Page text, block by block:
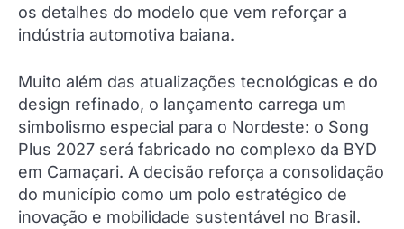
os detalhes do modelo que vem reforçar a
indústria automotiva baiana.​
​Muito além das atualizações tecnológicas e do
design refinado, o lançamento carrega um
simbolismo especial para o Nordeste: o Song
Plus 2027 será fabricado no complexo da BYD
em Camaçari. A decisão reforça a consolidação
do município como um polo estratégico de
inovação e mobilidade sustentável no Brasil.​